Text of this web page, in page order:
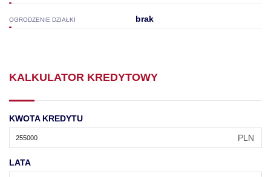
OGRODZENIE DZIAŁKI brak
KALKULATOR KREDYTOWY
KWOTA KREDYTU
PLN
LATA